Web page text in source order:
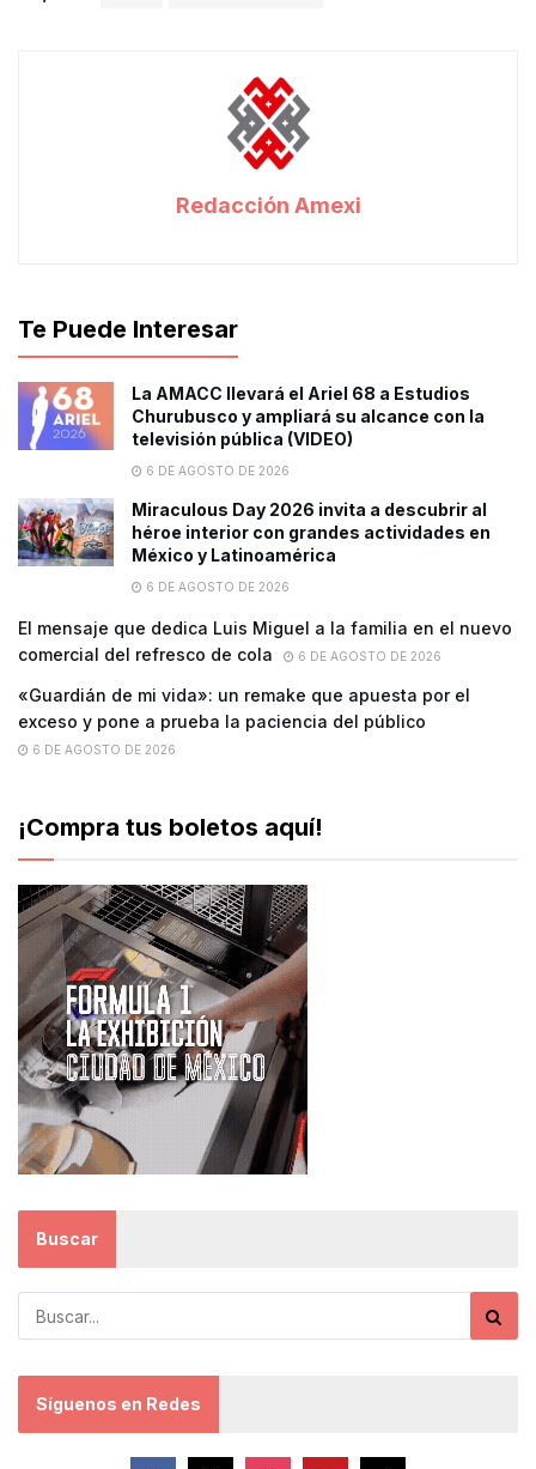
Redacción Amexi
Te Puede Interesar
La AMACC llevará el Ariel 68 a Estudios
Churubusco y ampliará su alcance con la
televisión pública (VIDEO)
6 DE AGOSTO DE 2026
Miraculous Day 2026 invita a descubrir al
héroe interior con grandes actividades en
México y Latinoamérica
6 DE AGOSTO DE 2026
El mensaje que dedica Luis Miguel a la familia en el nuevo
comercial del refresco de cola
6 DE AGOSTO DE 2026
«Guardián de mi vida»: un remake que apuesta por el
exceso y pone a prueba la paciencia del público
6 DE AGOSTO DE 2026
¡Compra tus boletos aquí!
Buscar
Síguenos en Redes